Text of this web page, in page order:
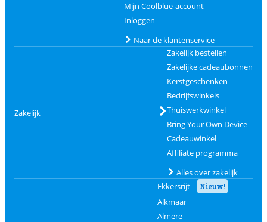
Mijn Coolblue-account
Inloggen
Naar de klantenservice
Zakelijk
Zakelijk bestellen
Zakelijke cadeaubonnen
Kerstgeschenken
Bedrijfswinkels
Thuiswerkwinkel
Bring Your Own Device
Cadeauwinkel
Affiliate programma
Alles over zakelijk
Ekkersrijt Nieuw!
Alkmaar
Almere